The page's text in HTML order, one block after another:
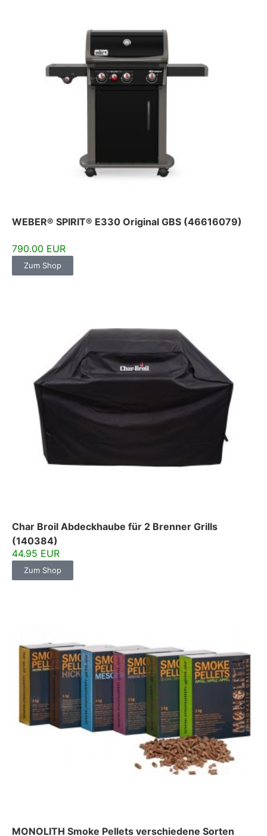
WEBER® SPIRIT® E330 Original GBS (46616079)
790.00 EUR
Zum Shop
Char Broil Abdeckhaube für 2 Brenner Grills
(140384)
44.95 EUR
Zum Shop
MONOLITH Smoke Pellets verschiedene Sorten